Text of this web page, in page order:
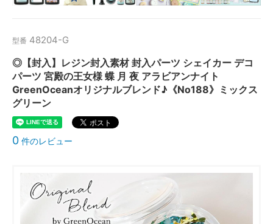
型番 48204-G
◎【封入】レジン封入素材 封入パーツ シェイカー デコ
パーツ 宮殿の王女様 蝶 月 夜 アラビアンナイト
GreenOceanオリジナルブレンド♪《No188》ミックス
グリーン
0 件のレビュー